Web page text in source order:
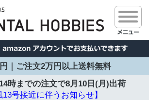
｜ご注文2万円以上送料無料
時までの注文で8月10日(月)出荷
13号接近に伴うお知らせ】